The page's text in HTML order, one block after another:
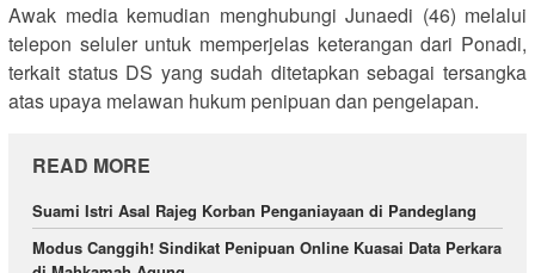
Awak media kemudian menghubungi Junaedi (46) melalui
telepon seluler untuk memperjelas keterangan dari Ponadi,
terkait status DS yang sudah ditetapkan sebagai tersangka
atas upaya melawan hukum penipuan dan pengelapan.
READ MORE
‎Suami Istri Asal Rajeg Korban Penganiayaan di Pandeglang
Modus Canggih! Sindikat Penipuan Online Kuasai Data Perkara